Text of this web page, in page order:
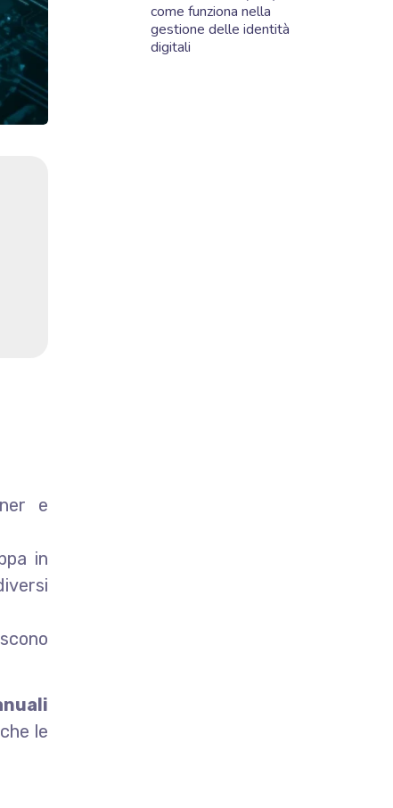
e
in
le
come funziona nella
gestione delle identità
digitali